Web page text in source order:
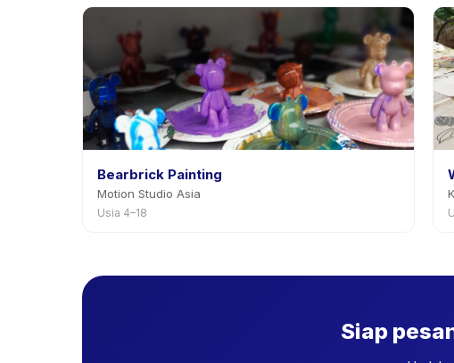
Bearbrick Painting
Motion Studio Asia
Usia 4–18
Siap